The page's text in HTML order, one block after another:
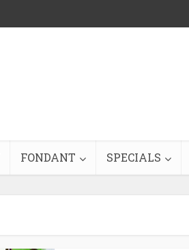
FONDANT SPECIALS